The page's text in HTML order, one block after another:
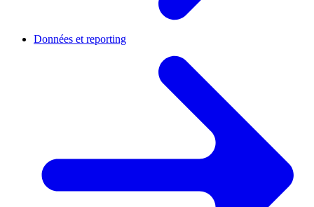
Données et reporting